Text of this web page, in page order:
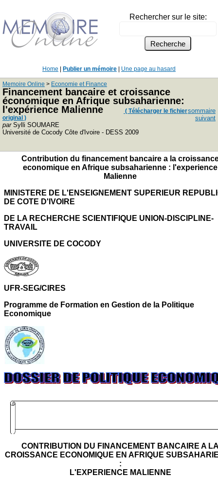
Rechercher sur le site:
Home Publier un mémoire Une page au hasard
Memoire Online > Economie et Finance
Financement bancaire et croissance
économique en Afrique subsaharienne:
l'expérience Malienne
( Télécharger le fichier
original )
parSylli SOUMARE
Université de Cocody Côte d'Ivoire - DESS 2009
sommaire
suivant
Contribution du financement bancaire a la
economique en Afrique subsaharienne : l'experience
Malienne
MINISTERE DE L'ENSEIGNEMENT SUPERIEUR
DE COTE D'IVOIRE
DE LA RECHERCHE SCIENTIFIQUE UNION-DISCIPLINE-
TRAVAIL
UNIVERSITE DE COCODY
UFR-SEG/CIRES
Programme de Formation en Gestion de la Politique
Economique
CONTRIBUTION DU FINANCEMENT BANCAIRE A
CROISSANCE ECONOMIQUE EN AFRIQUE
:
L'EXPERIENCE MALIENNE